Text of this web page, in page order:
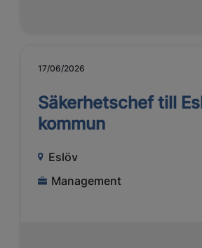
17/06/2026
Säkerhetschef till
kommun
Eslöv
Management